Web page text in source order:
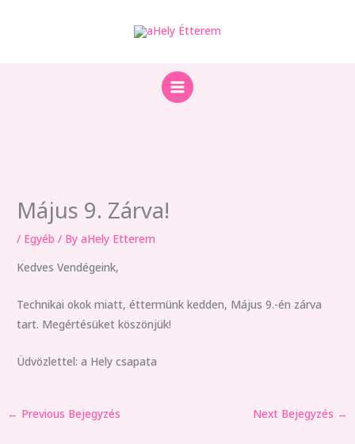
Május 9. Zárva!
/ Egyéb / ByaHely Etterem
Kedves Vendégeink,
Technikai okok miatt, éttermünk kedden, Május 9.-én zárva
tart. Megértésüket köszönjük!
Üdvözlettel: a Hely csapata
← Previous Bejegyzés Next Bejegyzés →